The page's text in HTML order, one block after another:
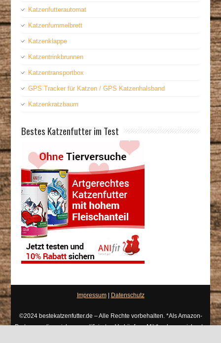
Katzenfutterautomat
Katzenfummelbrett
Katzenklappe
Katzentrinkbrunnen
Katzentransportbox
GPS Tracker für Katzen / GPS Katzenhalsband
Katzenkratzbaum
Bestes Katzenfutter im Test
Impressum| Datenschutz
©2024 bestekatzenfutter.de – Alle Rechte vorbehalten. *Als Amazon-
Partner verdiene ich an qualifizierten Verkäufen. Mit * gekennzeichnete